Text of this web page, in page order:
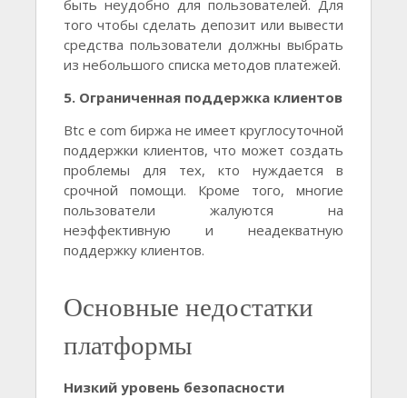
быть неудобно для пользователей. Для
того чтобы сделать депозит или вывести
средства пользователи должны выбрать
из небольшого списка методов платежей.
5. Ограниченная поддержка клиентов
Btc e com биржа не имеет круглосуточной
поддержки клиентов, что может создать
проблемы для тех, кто нуждается в
срочной помощи. Кроме того, многие
пользователи жалуются на
неэффективную и неадекватную
поддержку клиентов.
Основные недостатки
платформы
Низкий уровень безопасности